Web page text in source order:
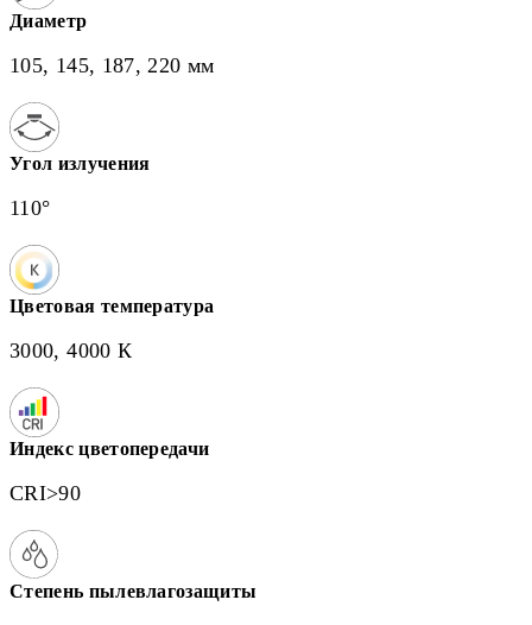
Диаметр
105, 145, 187, 220 мм
Угол излучения
110°
Цветовая температура
3000, 4000 К
Индекс цветопередачи
CRI>90
Степень пылевлагозащиты